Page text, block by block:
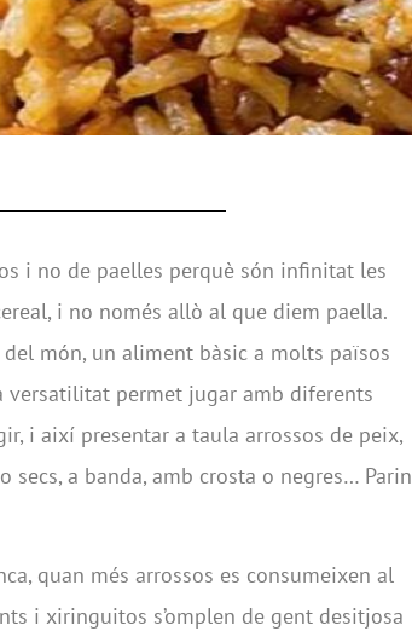
i no de paelles perquè són infinitat les
i no només allò al que diem paella.
del món, un aliment bàsic a molts països
versatilitat permet jugar amb diferents
i així presentar a taula arrossos de peix,
secs, a banda, amb crosta o negres… Parin
quan més arrossos es consumeixen al
i xiringuitos s’omplen de gent desitjosa